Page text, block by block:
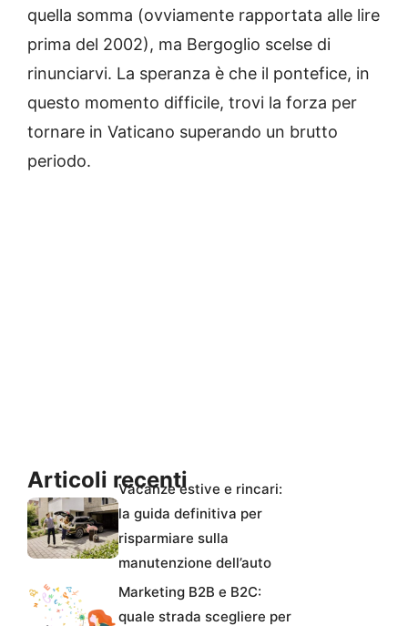
quella somma (ovviamente rapportata alle lire
prima del 2002), ma Bergoglio scelse di
rinunciarvi. La speranza è che il pontefice, in
questo momento difficile, trovi la forza per
tornare in Vaticano superando un brutto
periodo.
Articoli recentiVacanze estive e rincari:
la guida definitiva per
risparmiare sulla
manutenzione dell’auto
Marketing B2B e B2C:
quale strada scegliere per